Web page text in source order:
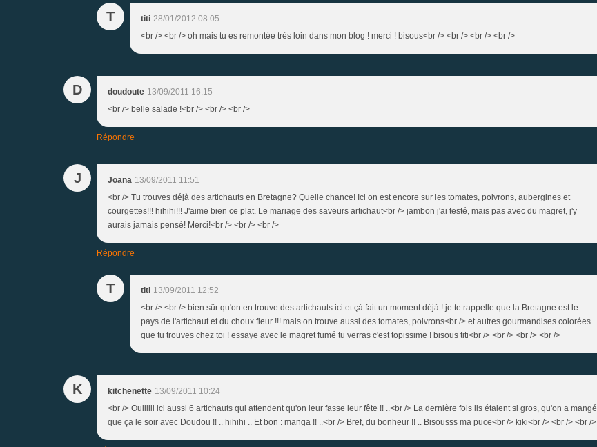
T titi 28/01/2012 08:05
<br /> <br /> oh mais tu es remontée très loin dans mon blog ! merci ! bisous<br /> <br /> <br /> <br />
D doudoute 13/09/2011 16:15
<br /> belle salade !<br /> <br /> <br />
Répondre
J Joana 13/09/2011 11:51
<br /> Tu trouves déjà des artichauts en Bretagne? Quelle chance! Ici on est encore sur les tomates, poivrons, aubergines et
courgettes!!! hihihi!!! J'aime bien ce plat. Le mariage des saveurs artichaut<br /> jambon j'ai testé, mais pas avec du magret, j'y
aurais jamais pensé! Merci!<br /> <br /> <br />
Répondre
T titi 13/09/2011 12:52
<br /> <br /> bien sûr qu'on en trouve des artichauts ici et çà fait un moment déjà ! je te rappelle que la Bretagne est le
pays de l'artichaut et du choux fleur !!! mais on trouve aussi des tomates, poivrons<br /> et autres gourmandises colorées
que tu trouves chez toi ! essaye avec le magret fumé tu verras c'est topissime ! bisous titi<br /> <br /> <br /> <br />
K kitchenette 13/09/2011 10:24
<br /> Ouiiiiii ici aussi 6 artichauts qui attendent qu'on leur fasse leur fête !! ..<br /> La dernière fois ils étaient si gros, qu'on a mangé
que ça le soir avec Doudou !! .. hihihi .. Et bon : manga !! ..<br /> Bref, du bonheur !! .. Bisousss ma puce<br /> kiki<br /> <br /> <br />